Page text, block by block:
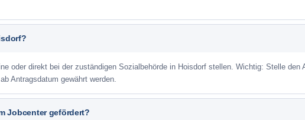
oder direkt bei der zuständigen Sozialbehörde in Hoisdorf stellen. Wichtig: Stelle den
Antragsdatum gewährt werden.
Jobcenter gefördert?